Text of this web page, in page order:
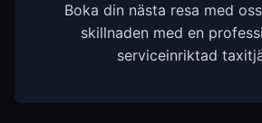
Boka din nästa resa med
skillnaden med en
serviceinriktad